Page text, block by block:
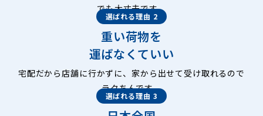
でも大丈夫です。
選ばれる理由 2
重い荷物を
運ばなくていい
宅配だから店舗に行かずに、家から出せて受け取れるので
ラクちんです。
選ばれる理由 3